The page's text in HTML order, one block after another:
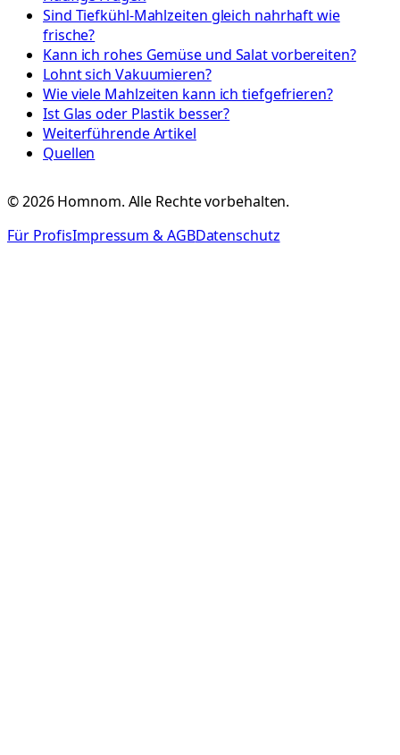
Sind Tiefkühl-Mahlzeiten gleich nahrhaft wie
frische?
Kann ich rohes Gemüse und Salat vorbereiten?
Lohnt sich Vakuumieren?
Wie viele Mahlzeiten kann ich tiefgefrieren?
Ist Glas oder Plastik besser?
Weiterführende Artikel
Quellen
©2026Homnom. Alle Rechte vorbehalten.
Für ProfisImpressum & AGBDatenschutz